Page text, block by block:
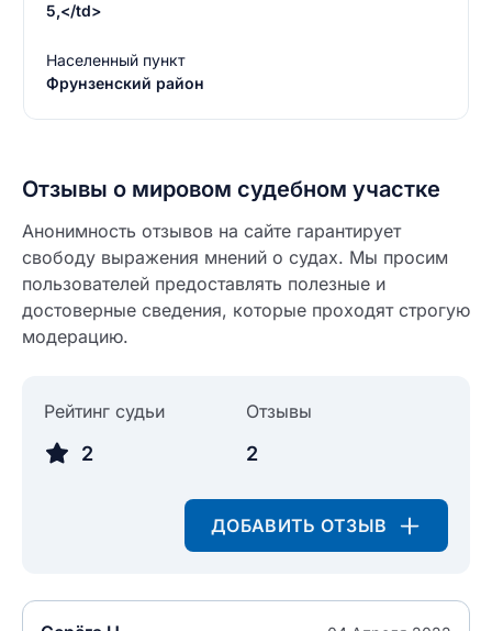
5,</td>
Населенный пункт
Фрунзенский район
Отзывы о мировом судебном участке
Анонимность отзывов на сайте гарантирует
свободу выражения мнений о судах. Мы просим
пользователей предоставлять полезные и
достоверные сведения, которые проходят строгую
модерацию.
Рейтинг судьи
2
Отзывы
2
ДОБАВИТЬ ОТЗЫВ
Введите свое имя
Введите свой e-mail
Введите свое имя